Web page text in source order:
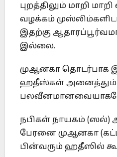
புறத்திலும் மாறி
வழக்கம்
இதற்கு
இல்லை.
முஆனகா தொடர்பாக
ஹதீஸ்கள் அனைத்தும்
நபிகள் நாயகம் (ஸல்)
பேரனை முஆனகா
பின்வரும் ஹதீஸில்